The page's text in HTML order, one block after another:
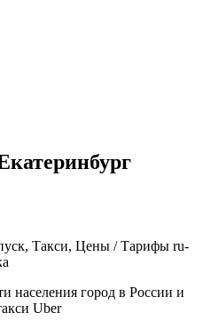
Такси, Цены / Тарифы ru-
населения город в России и
Uber